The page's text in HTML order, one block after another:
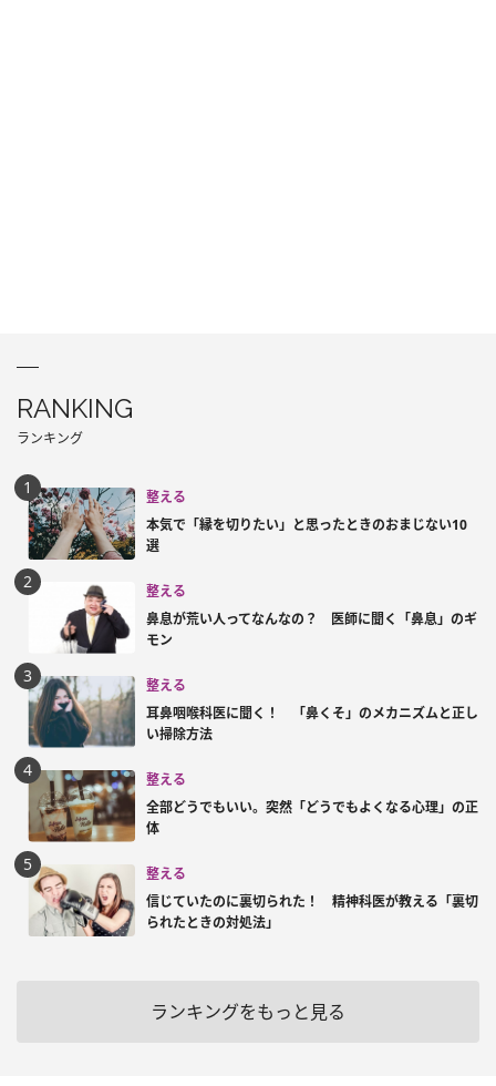
RANKING
ランキング
整える
本気で「縁を切りたい」と思ったときのおまじない10
選
整える
鼻息が荒い人ってなんなの？ 医師に聞く「鼻息」のギ
モン
整える
耳鼻咽喉科医に聞く！ 「鼻くそ」のメカニズムと正し
い掃除方法
整える
全部どうでもいい。突然「どうでもよくなる心理」の正
体
整える
信じていたのに裏切られた！ 精神科医が教える「裏切
られたときの対処法」
ランキングをもっと見る